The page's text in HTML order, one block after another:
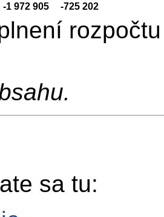
-1 972 905 -725 202
sa tu: